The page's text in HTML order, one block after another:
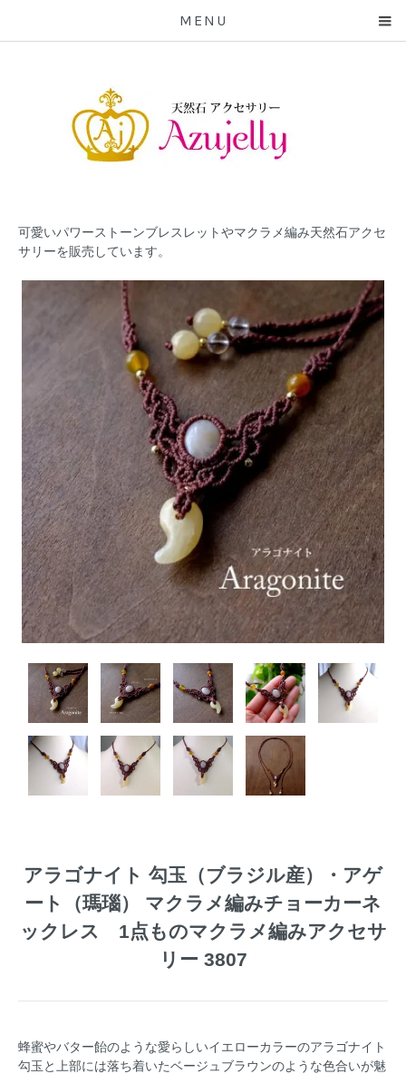
MENU
可愛いパワーストーンブレスレットやマクラメ編み天然石アクセ
サリーを販売しています。
アラゴナイト 勾玉（ブラジル産）・アゲ
ート（瑪瑙） マクラメ編みチョーカーネ
ックレス 1点ものマクラメ編みアクセサ
リー 3807
蜂蜜やバター飴のような愛らしいイエローカラーのアラゴナイト
勾玉と上部には落ち着いたベージュブラウンのような色合いが魅